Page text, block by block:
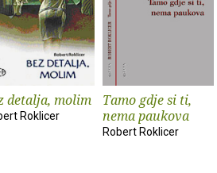
detalja, molim
Roklicer
Tamo gdje si ti,
nema paukova
Robert Roklicer